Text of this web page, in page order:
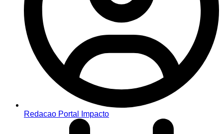
Redacao Portal Impacto